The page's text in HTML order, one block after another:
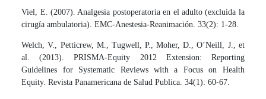
Viel, E. (2007). Analgesia postoperatoria en el adulto (excluida la
cirugía ambulatoria). EMC-Anestesia-Reanimación. 33(2): 1-28.
Welch, V., Petticrew, M., Tugwell, P., Moher, D., O’Neill, J., et
al. (2013). PRISMA-Equity 2012 Extension: Reporting
Guidelines for Systematic Reviews with a Focus on Health
Equity. Revista Panamericana de Salud Publica. 34(1): 60-67.